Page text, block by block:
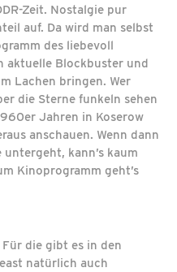
Zeit. Nostalgie pur
auf. Da wird man selbst
des liebevoll
aktuelle Blockbuster und
Lachen bringen. Wer
die Sterne funkeln sehen
Jahren in Koserow
anschauen. Wenn dann
kann’s kaum
Kinoprogramm geht’s
die gibt es in den
natürlich auch